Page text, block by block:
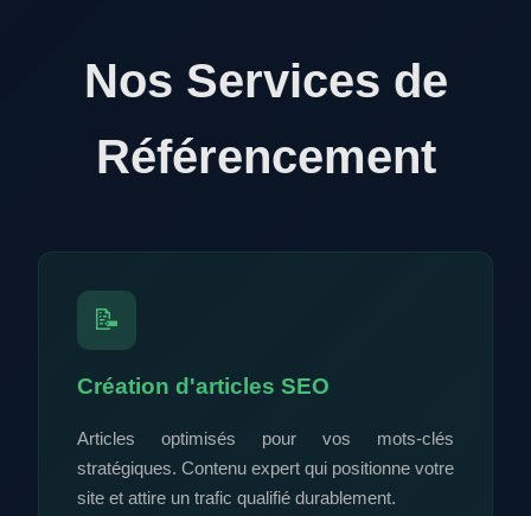
Nos Services de
Référencement
📝
Création d'articles SEO
Articles optimisés pour vos mots-clés
stratégiques. Contenu expert qui positionne votre
site et attire un trafic qualifié durablement.